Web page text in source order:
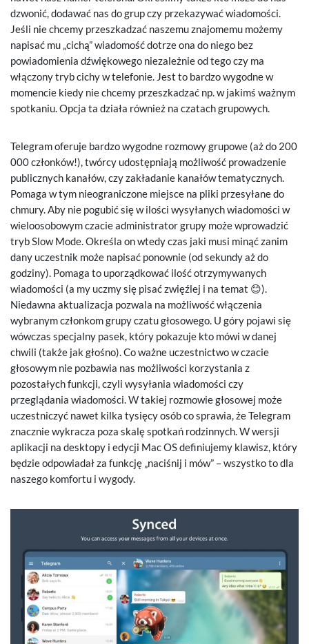
dzwonić, dodawać nas do grup czy przekazywać wiadomości.
Jeśli nie chcemy przeszkadzać naszemu znajomemu możemy
napisać mu „cichą” wiadomość dotrze ona do niego bez
powiadomienia dźwiękowego niezależnie od tego czy ma
włączony tryb cichy w telefonie. Jest to bardzo wygodne w
momencie kiedy nie chcemy przeszkadzać np. w jakimś ważnym
spotkaniu. Opcja ta działa również na czatach grupowych.
Telegram oferuje bardzo wygodne rozmowy grupowe (aż do 200
000 członków!), twórcy udostępniają możliwość prowadzenie
publicznych kanałów, czy zakładanie kanałów tematycznych.
Pomaga w tym nieograniczone miejsce na pliki przesyłane do
chmury. Aby nie pogubić się w ilości wysyłanych wiadomości w
wieloosobowym czacie administrator grupy może wprowadzić
tryb Slow Mode. Określa on wtedy czas jaki musi minąć zanim
dany uczestnik może napisać ponownie (od sekundy aż do
godziny). Pomaga to uporządkować ilość otrzymywanych
wiadomości (a my uczmy się pisać zwięźlej i na temat 😊).
Niedawna aktualizacja pozwala na możliwość włączenia
wybranym członkom grupy czatu głosowego. U góry pojawi się
wówczas specjalny pasek, który pokazuje kto mówi w danej
chwili (także jak głośno). Co ważne uczestnictwo w czacie
głosowym nie pozbawia nas możliwości korzystania z
pozostałych funkcji, czyli wysyłania wiadomości czy
przeglądania wiadomości. W takiej rozmowie głosowej może
uczestniczyć nawet kilka tysięcy osób co sprawia, że Telegram
znacznie wykracza poza skalę spotkań rodzinnych. W wersji
aplikacji na desktopy i edycji Mac OS definiujemy klawisz, który
będzie odpowiadał za funkcję „naciśnij i mów” – wszystko to dla
naszego komfortu i wygody.